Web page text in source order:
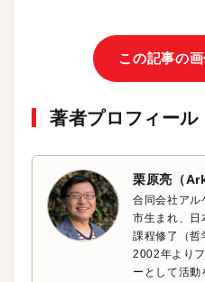
この記事の
著者プロフィール
栗原亮（
合同会社ア
市生まれ、日
課程修了（哲
2002年より
ーとして活